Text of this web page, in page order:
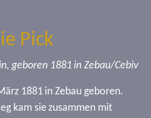
Pick
geboren 1881 in Zebau/Cebiv
1881 in Zebau geboren.
kam sie zusammen mit